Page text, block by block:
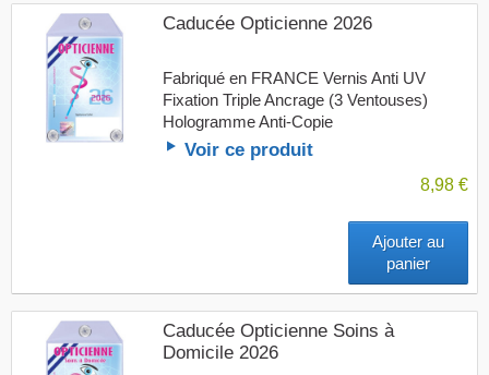
Caducée Opticienne 2026
Fabriqué en FRANCE Vernis Anti UV
Fixation Triple Ancrage (3 Ventouses)
Hologramme Anti-Copie
Voir ce produit
8,98 €
Ajouter au
panier
Caducée Opticienne Soins à
Domicile 2026